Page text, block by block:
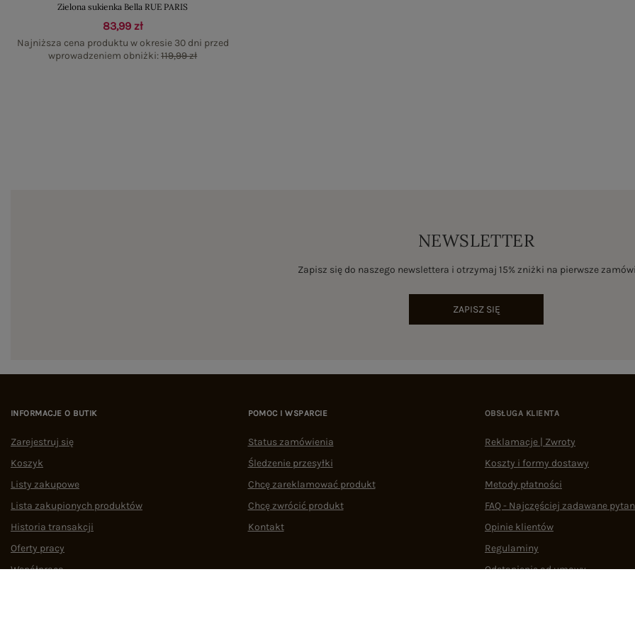
Zielona sukienka Bella RUE PARIS
83,99 zł
Najniższa cena produktu w okresie 30 dni przed
wprowadzeniem obniżki:119,99 zł
NEWSLETTER
Zapisz się do naszego newslettera i otrzymaj 15% zniżki na pierwsze
ZAPISZ SIĘ
INFORMACJE O BUTIK
Zarejestruj się
Koszyk
Listy zakupowe
Lista zakupionych produktów
Historia transakcji
Oferty pracy
Współpraca
POMOC I WSPARCIE
Status zamówienia
Śledzenie przesyłki
Chcę zareklamować produkt
Chcę zwrócić produkt
Kontakt
OBSŁUGA KLIENTA
Reklamacje | Zwroty
Koszty i formy dostawy
Metody płatności
FAQ - Najczęściej zadawane
Opinie klientów
Regulaminy
Odstąpienie od umowy